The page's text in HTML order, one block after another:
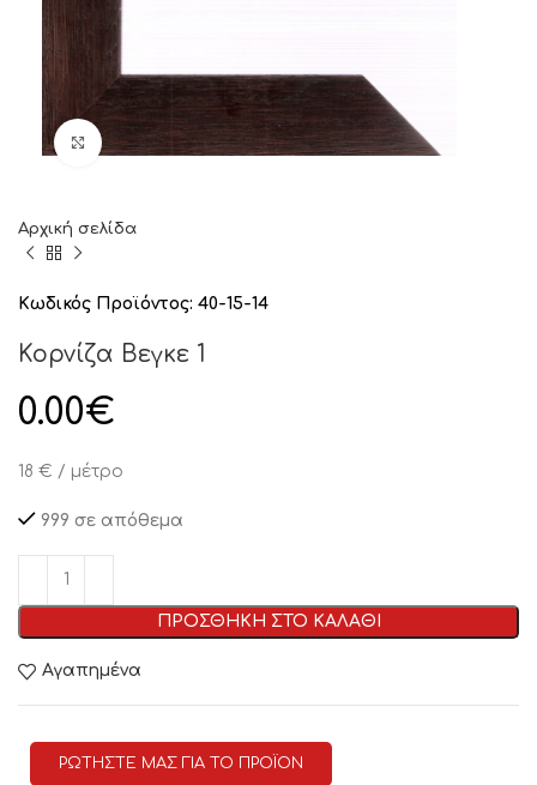
Click to enlarge
Αρχική σελίδα
Κωδικός Προϊόντος: 40-15-14
Κορνίζα Βεγκε 1
0.00€
18 € / μέτρο
999 σε απόθεμα
ΠΡΟΣΘΗΚΗ ΣΤΟ ΚΑΛΑΘΙ
Αγαπημένα
ΡΩΤΗΣΤΕ ΜΑΣ ΓΙΑ ΤΟ ΠΡΟΪΟΝ